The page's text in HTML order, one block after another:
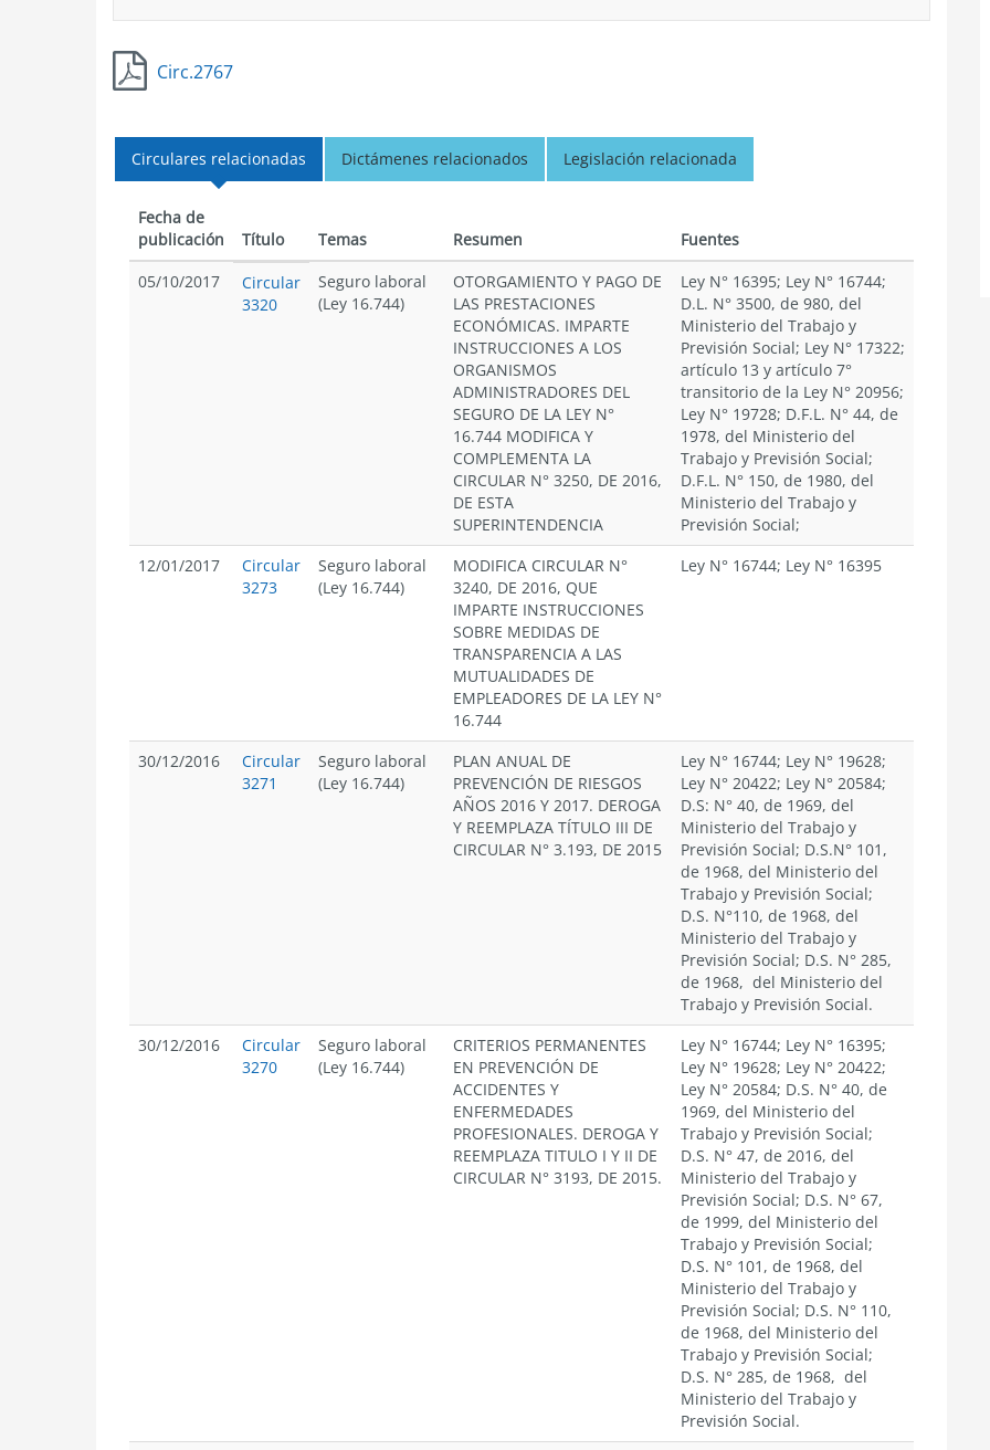
Circ.2767
Circulares relacionadas Dictámenes relacionados Legislación relacionada
Fecha de
publicación
Título Temas Resumen
Fuentes
05/10/2017
Circular
3320
Seguro laboral
(Ley 16.744)
OTORGAMIENTO Y PAGO DE
LAS PRESTACIONES
ECONÓMICAS. IMPARTE
INSTRUCCIONES A LOS
ORGANISMOS
ADMINISTRADORES DEL
SEGURO DE LA LEY N°
16.744 MODIFICA Y
COMPLEMENTA LA
CIRCULAR N° 3250, DE 2016,
DE ESTA
SUPERINTENDENCIA
Ley N° 16395; Ley N° 16744;
D.L. N° 3500, de 980, del
Ministerio del Trabajo y
Previsión Social; Ley N° 17322;
artículo 13 y artículo 7°
transitorio de la Ley N° 20956;
Ley N° 19728; D.F.L. N° 44, de
1978, del Ministerio del
Trabajo y Previsión Social;
D.F.L. N° 150, de 1980, del
Ministerio del Trabajo y
Previsión Social;
12/01/2017
Circular
3273
Seguro laboral
(Ley 16.744)
MODIFICA CIRCULAR N°
3240, DE 2016, QUE
IMPARTE INSTRUCCIONES
SOBRE MEDIDAS DE
TRANSPARENCIA A LAS
MUTUALIDADES DE
EMPLEADORES DE LA LEY N°
16.744
Ley N° 16744; Ley N° 16395
30/12/2016
Circular
3271
Seguro laboral
(Ley 16.744)
PLAN ANUAL DE
PREVENCIÓN DE RIESGOS
AÑOS 2016 Y 2017. DEROGA
Y REEMPLAZA TÍTULO III DE
CIRCULAR N° 3.193, DE 2015
Ley N° 16744; Ley N° 19628;
Ley N° 20422; Ley N° 20584;
D.S: N° 40, de 1969, del
Ministerio del Trabajo y
Previsión Social; D.S.N° 101,
de 1968, del Ministerio del
Trabajo y Previsión Social;
D.S. N°110, de 1968, del
Ministerio del Trabajo y
Previsión Social; D.S. N° 285,
de 1968, del Ministerio del
Trabajo y Previsión Social.
30/12/2016
Circular
3270
Seguro laboral
(Ley 16.744)
CRITERIOS PERMANENTES
EN PREVENCIÓN DE
ACCIDENTES Y
ENFERMEDADES
PROFESIONALES. DEROGA Y
REEMPLAZA TITULO I Y II DE
CIRCULAR N° 3193, DE 2015.
Ley N° 16744; Ley N° 16395;
Ley N° 19628; Ley N° 20422;
Ley N° 20584; D.S. N° 40, de
1969, del Ministerio del
Trabajo y Previsión Social;
D.S. N° 47, de 2016, del
Ministerio del Trabajo y
Previsión Social; D.S. N° 67,
de 1999, del Ministerio del
Trabajo y Previsión Social;
D.S. N° 101, de 1968, del
Ministerio del Trabajo y
Previsión Social; D.S. N° 110,
de 1968, del Ministerio del
Trabajo y Previsión Social;
D.S. N° 285, de 1968, del
Ministerio del Trabajo y
Previsión Social.